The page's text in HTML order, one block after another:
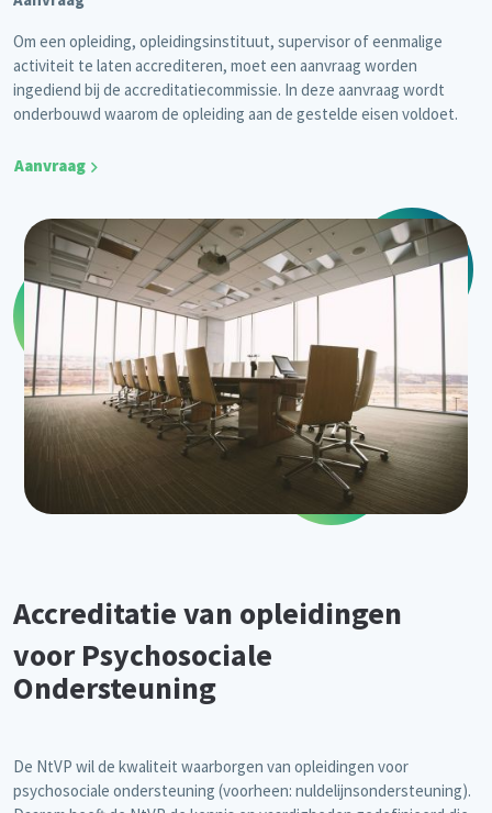
Om een opleiding, opleidingsinstituut, supervisor of eenmalige
activiteit te laten accrediteren, moet een aanvraag worden
ingediend bij de accreditatiecommissie. In deze aanvraag wordt
onderbouwd waarom de opleiding aan de gestelde eisen voldoet.
Aanvraag
Accreditatie van opleidingen
voor Psychosociale
Ondersteuning
De NtVP wil de kwaliteit waarborgen van opleidingen voor
psychosociale ondersteuning (voorheen: nuldelijnsondersteuning).